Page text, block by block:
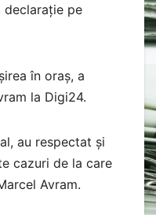
declarație pe
în oraș, a
la Digi24.
au respectat și
cazuri de la care
Avram.